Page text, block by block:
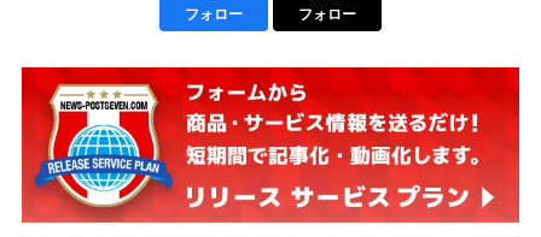
フォロー フォロー